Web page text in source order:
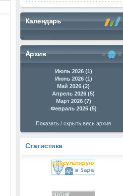
Календарь
Архив
Июль 2026 (1)
Июнь 2026 (1)
Май 2026 (2)
Апрель 2026 (5)
Март 2026 (7)
Февраль 2026 (5)
Показать / скрыть весь архив
Статистика